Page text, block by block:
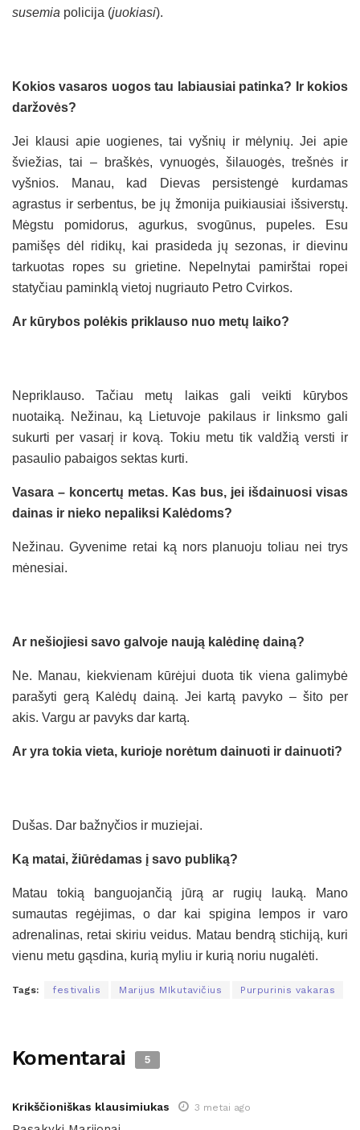
susemia policija (juokiasi).
Kokios vasaros uogos tau labiausiai patinka? Ir kokios
daržovės?
Jei klausi apie uogienes, tai vyšnių ir mėlynių. Jei apie
šviežias, tai – braškės, vynuogės, šilauogės, trešnės ir
vyšnios. Manau, kad Dievas persistengė kurdamas
agrastus ir serbentus, be jų žmonija puikiausiai išsiverstų.
Mėgstu pomidorus, agurkus, svogūnus, pupeles. Esu
pamišęs dėl ridikų, kai prasideda jų sezonas, ir dievinu
tarkuotas ropes su grietine. Nepelnytai pamirštai ropei
statyčiau paminklą vietoj nugriauto Petro Cvirkos.
Ar kūrybos polėkis priklauso nuo metų laiko?
Nepriklauso. Tačiau metų laikas gali veikti kūrybos
nuotaiką. Nežinau, ką Lietuvoje pakilaus ir linksmo gali
sukurti per vasarį ir kovą. Tokiu metu tik valdžią versti ir
pasaulio pabaigos sektas kurti.
Vasara – koncertų metas. Kas bus, jei išdainuosi visas
dainas ir nieko nepaliksi Kalėdoms?
Nežinau. Gyvenime retai ką nors planuoju toliau nei trys
mėnesiai.
Ar nešiojiesi savo galvoje naują kalėdinę dainą?
Ne. Manau, kiekvienam kūrėjui duota tik viena galimybė
parašyti gerą Kalėdų dainą. Jei kartą pavyko – šito per
akis. Vargu ar pavyks dar kartą.
Ar yra tokia vieta, kurioje norėtum dainuoti ir dainuoti?
Dušas. Dar bažnyčios ir muziejai.
Ką matai, žiūrėdamas į savo publiką?
Matau tokią banguojančią jūrą ar rugių lauką. Mano
sumautas regėjimas, o dar kai spigina lempos ir varo
adrenalinas, retai skiriu veidus. Matau bendrą stichiją, kuri
vienu metu gąsdina, kurią myliu ir kurią noriu nugalėti.
Tags: festivalis Marijus MIkutavičius Purpurinis vakaras
Komentarai 5
Krikščioniškas klausimiukas 3 metai ago